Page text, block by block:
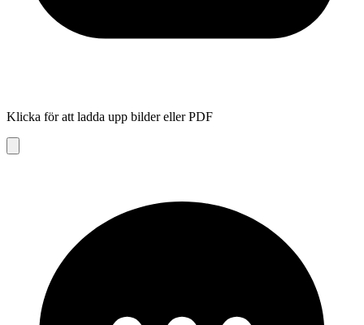
Klicka för att ladda upp bilder eller PDF